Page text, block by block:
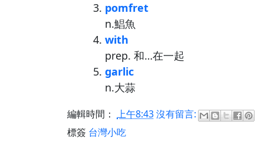
pomfret
n.鯧魚
with
prep. 和…在一起
garlic
n.大蒜
編輯時間： 上午8:43沒有留言:
標簽 台灣小吃